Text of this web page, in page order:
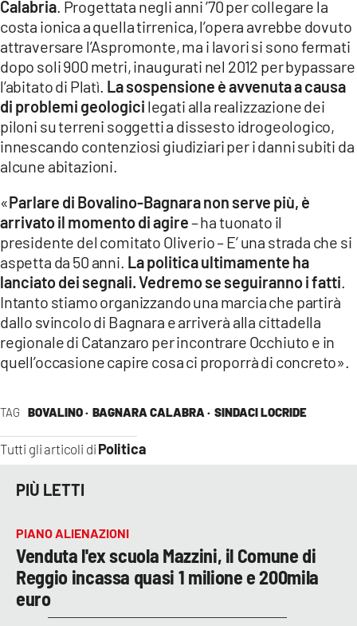
TAG BOVALINO · BAGNARA CALABRA · SINDACI LOCRIDE
Tutti gli articoli di Politica
Calabria . Progettata negli anni ’70 per collegare la
costa ionica a quella tirrenica, l’opera avrebbe dovuto
attraversare l’Aspromonte, ma i lavori si sono fermati
dopo soli 900 metri, inaugurati nel 2012 per bypassare
l’abitato di Platì. La sospensione è avvenuta a causa
di problemi geologici legati alla realizzazione dei
piloni su terreni soggetti a dissesto idrogeologico,
innescando contenziosi giudiziari per i danni subiti da
alcune abitazioni.
«Parlare di Bovalino-Bagnara non serve più, è
arrivato il momento di agire– ha tuonato il
presidente del comitato Oliverio – E’ una strada che si
aspetta da 50 anni. La politica ultimamente ha
lanciato dei segnali. Vedremo se seguiranno i fatti
Intanto stiamo organizzando una marcia che partirà
dallo svincolo di Bagnara e arriverà alla cittadella
regionale di Catanzaro per incontrare Occhiuto e in
quell’occasione capire cosa ci proporrà di concreto».
PIÙ LETTI
PIANO ALIENAZIONI
Venduta l'ex scuola Mazzini, il Comune di
Reggio incassa quasi 1 milione e 200mila
euro